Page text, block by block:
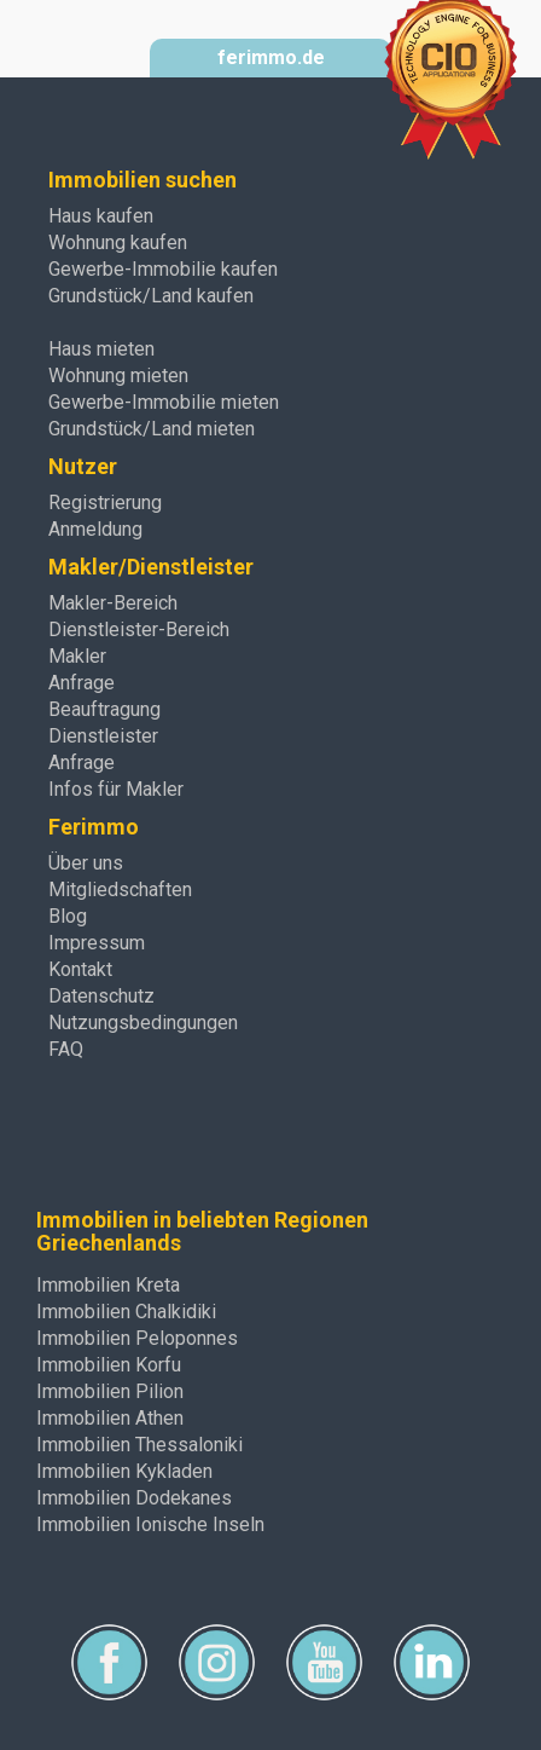
ferimmo.de
Immobilien suchen
Haus kaufen
Wohnung kaufen
Gewerbe-Immobilie kaufen
Grundstück/Land kaufen
Haus mieten
Wohnung mieten
Gewerbe-Immobilie mieten
Grundstück/Land mieten
Nutzer
Registrierung
Anmeldung
Makler/Dienstleister
Makler-Bereich
Dienstleister-Bereich
Makler
Anfrage
Beauftragung
Dienstleister
Anfrage
Infos für Makler
Ferimmo
Über uns
Mitgliedschaften
Blog
Impressum
Kontakt
Datenschutz
Nutzungsbedingungen
FAQ
Immobilien in beliebten Regionen
Griechenlands
Immobilien Kreta
Immobilien Chalkidiki
Immobilien Peloponnes
Immobilien Korfu
Immobilien Pilion
Immobilien Athen
Immobilien Thessaloniki
Immobilien Kykladen
Immobilien Dodekanes
Immobilien Ionische Inseln